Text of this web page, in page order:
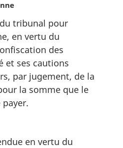
tribunal pour
en vertu du
des
et ses cautions
par jugement, de la
la somme que le
en vertu du